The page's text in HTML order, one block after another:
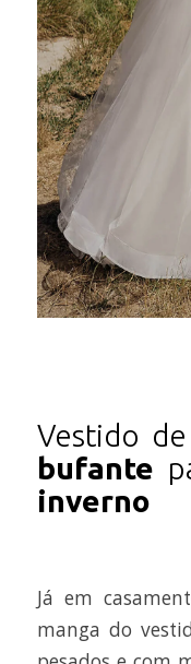
Vestido
bufante
inverno
Já em
manga do